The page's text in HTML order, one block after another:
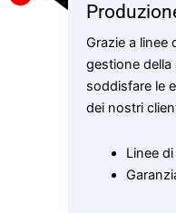
Grazie a linee
gestione
soddisfare le
dei nostri
Linee